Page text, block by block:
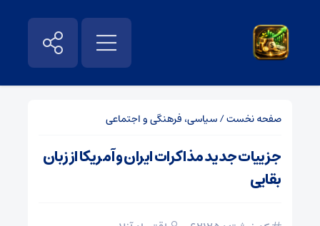
صفحه نخست/سیاسی، فرهنگی و اجتماعی
جزییات جدید مذاکرات ایران و آمریکا از زبان
بقایی